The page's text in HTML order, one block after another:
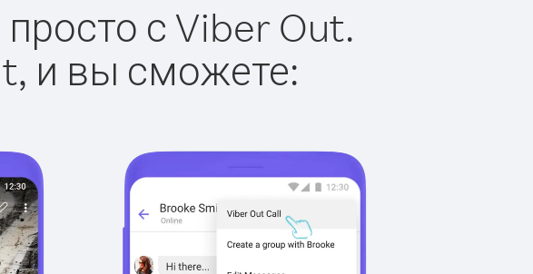
с Viber Out.
и вы сможете: